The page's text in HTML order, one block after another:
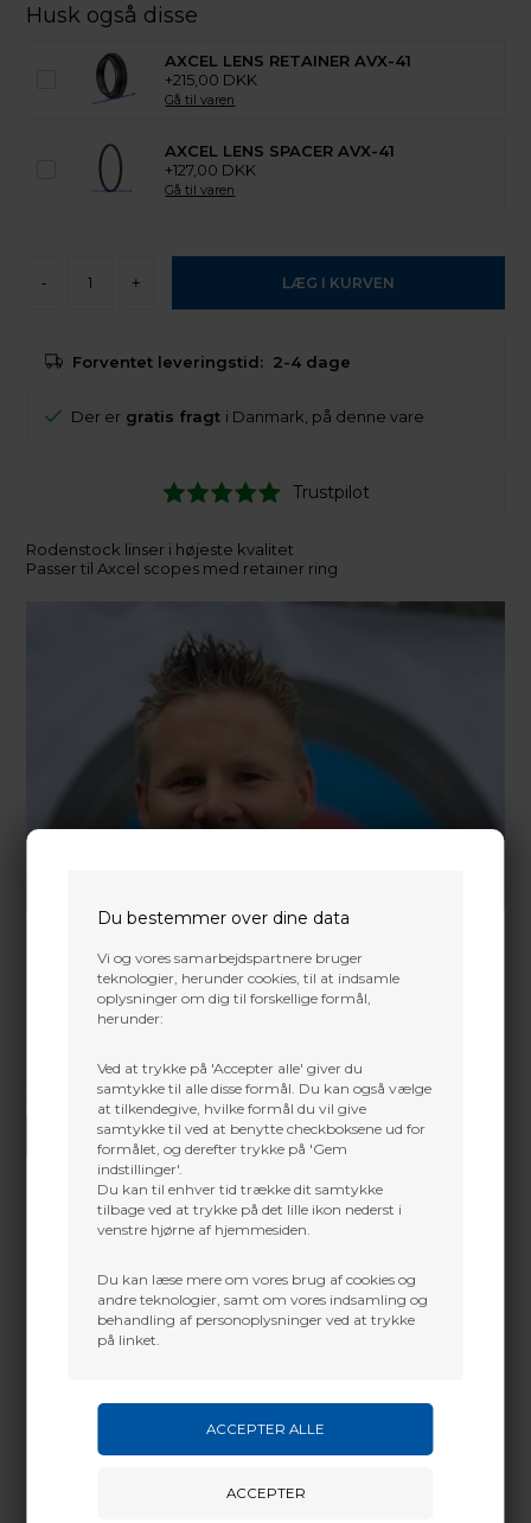
Du bestemmer over dine data
Vi og vores samarbejdspartnere bruger
teknologier, herunder cookies, til at indsamle
oplysninger om dig til forskellige formål,
herunder:
Ved at trykke på 'Accepter alle' giver du
samtykke til alle disse formål. Du kan også vælge
at tilkendegive, hvilke formål du vil give
samtykke til ved at benytte checkboksene ud for
formålet, og derefter trykke på 'Gem
indstillinger'.
Du kan til enhver tid trække dit samtykke
tilbage ved at trykke på det lille ikon nederst i
venstre hjørne af hjemmesiden.
Du kan læse mere om vores brug af cookies og
andre teknologier, samt om vores indsamling og
behandling af personoplysninger ved at trykke
på linket.
Husk også disse
AXCEL LENS RETAINER AVX-41
+215,00 DKK
Gå til varen
AXCEL LENS SPACER AVX-41
+127,00 DKK
Gå til varen
- +
Forventet leveringstid: 2-4 dage
Der er gratis fragt i Danmark, på denne vare
Trustpilot
Rodenstock linser i højeste kvalitet
Passer til Axcel scopes med retainer ring
Sjælland
+45 2751 3356
martin@baldurs-archery.dk
Vi gør vores bedste for at besvare alle henvendelser indenfor 24 timer.
SEND SPØRGSMÅL
Mere info
Rodenstock har været frontløber for innovative,
højkvalitets glas i mere end 135 år. For at sikre du
Plus - for vedvarende, fantastisk syn
Solitaire Protect Plus er overbevisende grundet sin
absolutte slidstyrke og lange holdbarhed. Resultater
fastholdes selv efter at være pudset mere end 4000